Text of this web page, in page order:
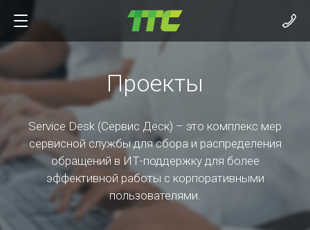
Проекты
Service Desk (Сервис Деск) – это комплекс мер
сервисной службы для сбора и распределения
обращений в ИТ-поддержку для более
эффективной работы с корпоративными
пользователями.